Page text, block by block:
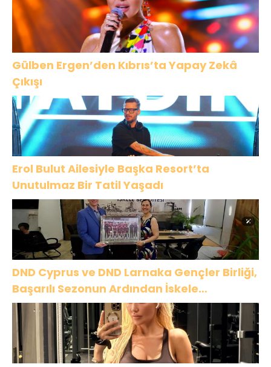
Gülben Ergen’den Kıbrıs’ta Yapay Zekâ
Çıkışı
Erol Bulut Ailesiyle Başka Resort’ta
Unutulmaz Bir Tatil Yaşadı
DND Cyprus ve DND Larnaka Gençler Birliği,
Başarılı Sezonun Ardından İskele
Belediyesi’nde Bir Araya Geldi